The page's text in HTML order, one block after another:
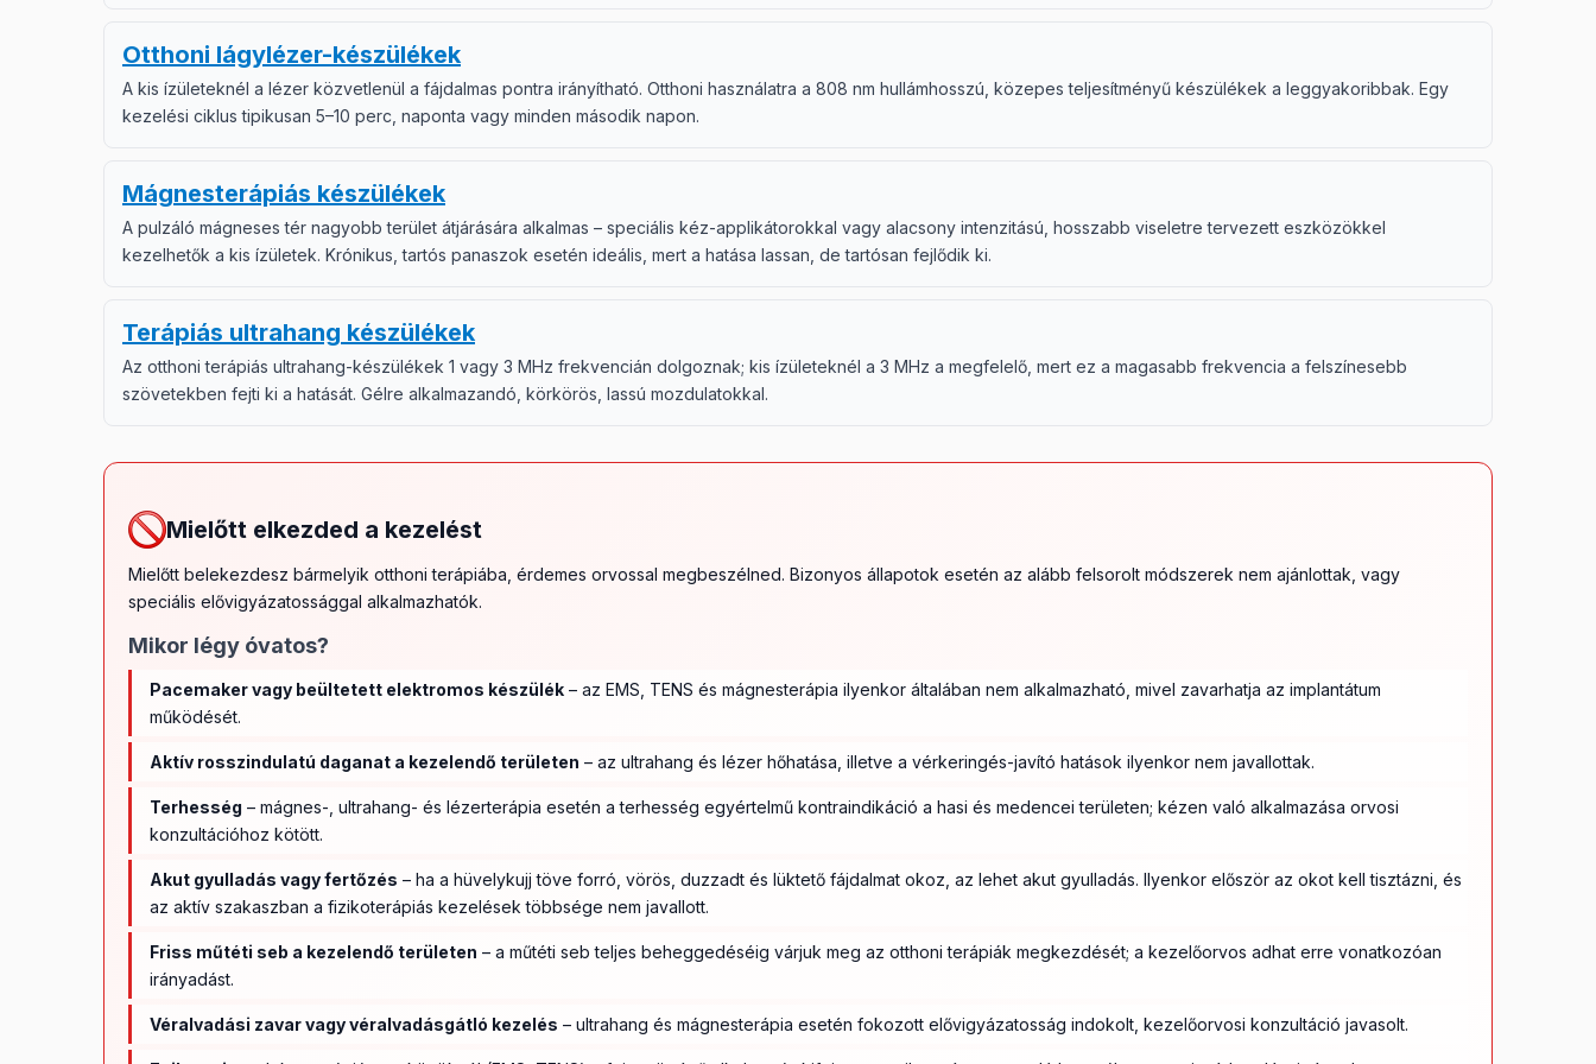
Otthoni lágylézer-készülékek
A kis ízületeknél a lézer közvetlenül a fájdalmas pontra irányítható. Otthoni használatra a 808 nm hullámhosszú, közepes teljesítményű készülékek a leggyakoribbak. Egy
kezelési ciklus tipikusan 5–10 perc, naponta vagy minden második napon.
Mágnesterápiás készülékek
A pulzáló mágneses tér nagyobb terület átjárására alkalmas – speciális kéz-applikátorokkal vagy alacsony intenzitású, hosszabb viseletre tervezett eszközökkel
kezelhetők a kis ízületek. Krónikus, tartós panaszok esetén ideális, mert a hatása lassan, de tartósan fejlődik ki.
Terápiás ultrahang készülékek
Az otthoni terápiás ultrahang-készülékek 1 vagy 3 MHz frekvencián dolgoznak; kis ízületeknél a 3 MHz a megfelelő, mert ez a magasabb frekvencia a felszínesebb
szövetekben fejti ki a hatását. Gélre alkalmazandó, körkörös, lassú mozdulatokkal.
Mielőtt elkezded a kezelést
Mielőtt belekezdesz bármelyik otthoni terápiába, érdemes orvossal megbeszélned. Bizonyos állapotok esetén az alább felsorolt módszerek nem ajánlottak, vagy
speciális elővigyázatossággal alkalmazhatók.
Mikor légy óvatos?
Pacemaker vagy beültetett elektromos készülék – az EMS, TENS és mágnesterápia ilyenkor általában nem alkalmazható, mivel zavarhatja az implantátum
működését.
Aktív rosszindulatú daganat a kezelendő területen – az ultrahang és lézer hőhatása, illetve a vérkeringés-javító hatások ilyenkor nem javallottak.
Terhesség – mágnes-, ultrahang- és lézerterápia esetén a terhesség egyértelmű kontraindikáció a hasi és medencei területen; kézen való alkalmazása orvosi
konzultációhoz kötött.
Akut gyulladás vagy fertőzés – ha a hüvelykujj töve forró, vörös, duzzadt és lüktető fájdalmat okoz, az lehet akut gyulladás. Ilyenkor először az okot kell tisztázni, és
az aktív szakaszban a fizikoterápiás kezelések többsége nem javallott.
Friss műtéti seb a kezelendő területen – a műtéti seb teljes beheggedéséig várjuk meg az otthoni terápiák megkezdését; a kezelőorvos adhat erre vonatkozóan
irányadást.
Véralvadási zavar vagy véralvadásgátló kezelés – ultrahang és mágnesterápia esetén fokozott elővigyázatosság indokolt, kezelőorvosi konzultáció javasolt.